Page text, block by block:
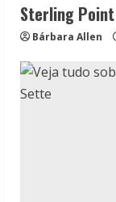
Sterling
Bárbara Allen